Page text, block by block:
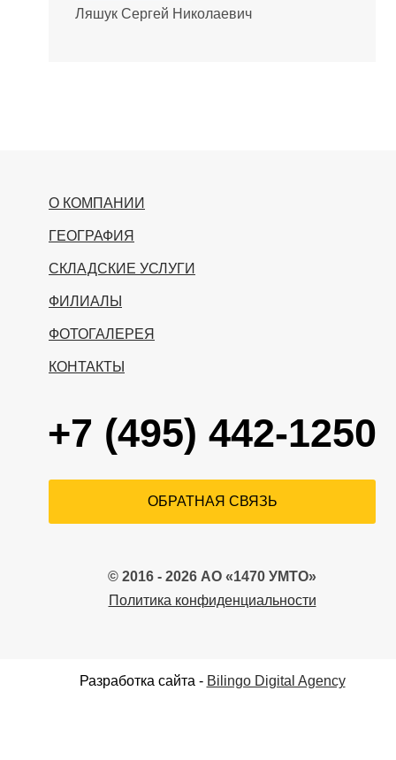
Ляшук Сергей Николаевич
© 2016 - 2026 АО «1470 УМТО»
Политика конфиденциальности
Разработка сайта - Bilingo Digital Agency
О КОМПАНИИ
ГЕОГРАФИЯ
СКЛАДСКИЕ УСЛУГИ
ФИЛИАЛЫ
ФОТОГАЛЕРЕЯ
КОНТАКТЫ
+7 (495) 442-1250
ОБРАТНАЯ СВЯЗЬ